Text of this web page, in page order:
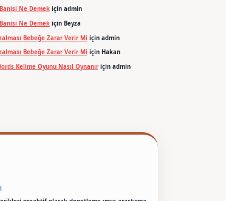
Banisi Ne Demekiçin admin
Banisi Ne Demekiçin Beyza
Bebeğe Zarar Verir Miiçin admin
Bebeğe Zarar Verir Miiçin Hakan
Kelime Oyunu Nasıl Oynanıriçin admin